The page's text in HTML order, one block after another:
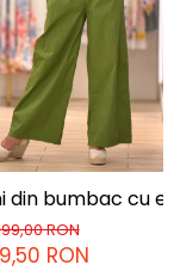
din bumbac cu
RON
RON